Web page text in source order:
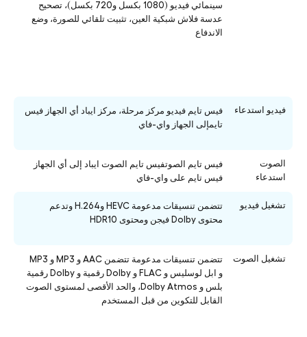
سينمائي فيديو (1080 بكسل و720 بكسل)، تصحيح
عدسة فلاش شبكية العين، تثبيت تلقائي للصورة، وضع
الاندفاع
فيديو استدعاء
فيس تايم فيديو مركز مرحلة، مركز ايباد أي الجهاز فيس
تايمإلى الجهاز واي-فاي
الصوت
استدعاء
فيس تايم الصوتفيس تايم الصوت ايباد إلى أي الجهاز
فيس تايم على واي-فاي
تشغيل فيديو
تتضمن تنسيقات مدعومة HEVC وH.264 وتدعم
محتوى Dolby فيجن ومحتوى HDR10
تشغيل الصوت
تتضمن تنسيقات مدعومة تتضمن AAC و MP3 و MP3
و ابل لوسليس و FLAC و Dolby رقمية و Dolby رقمية
بلس و Dolby Atmos، والحد الأقصى لمستوى الصوت
القابل للتكوين من قبل المستخدم